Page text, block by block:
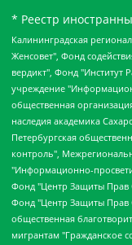
* Реестр
Калининградская региональная общественная организация "Экозащита!-Женсовет", Фонд содействия защите прав и свобод граждан "Общественный вердикт", Фонд "Институт Развития Свободы Информации", Частное учреждение "Информационное агентство МЕМО. РУ", Региональная общественная организация "Общественная комиссия по сохранению наследия академика Сахарова", Фонд поддержки свободы прессы, Санкт-Петербургская общественная правозащитная организация "Гражданский контроль", Межрегиональная общественная организация "Информационно-просветительский центр "Мемориал", Региональный Фонд "Центр Защиты Прав Средств Массовой Информации", с 05.12.2023 Фонд "Центр Защиты Прав Средств массовой информации", Региональная общественная благотворительная организация помощи беженцам и мигрантам "Гражданское содействие", Негосударственное образовательное учреждение дополнительного профессионального образования (повышение квалификации) специалистов "АКАДЕМИЯ ПО ПРАВАМ ЧЕЛОВЕКА", Свердловская региональная общественная организация "Сутяжник", Автономная некоммерческая организация "Центр независимых социологических исследований", Союз общественных объединений "Российский исследовательский центр по правам человека", Региональное общественное учреждение научно-информационный центр "МЕМОРИАЛ", Некоммерческая организация "Фонд защиты гласности", Автономная некоммерческая организация "Институт прав человека", Городская общественная организация "Екатеринбургское общество "МЕМОРИАЛ", Городская общественная организация "Рязанское историко-просветительское и правозащитное общество "Мемориал" (Рязанский Мемориал), Челябинский региональный орган общественной самодеятельности – женское общественное объединение "Женщины Евразии", Челябинский региональный орган общественной самодеятельности "Уральская правозащитная группа", Фонд содействия защите здоровья и социальной справедливости имени Андрея Рылькова, Автономная Некоммерческая Организация "Аналитический Центр Юрия Левады", Автономная некоммерческая организация социальной поддержки населения "Проект Апрель", Региональная общественная организация помощи женщинам и детям, находящимся в кризисной ситуации "Информационно-методический центр "Анна", Фонд содействия развитию массовых коммуникаций и правовому просвещению "Так-так-Так", Фонд содействия устойчивому развитию "Серебряная тайга", Свердловский региональный общественный фонд социальных проектов "Новое время", "Idel.Реалии", Кавказ.Реалии, Крым.Реалии, Телеканал Настоящее Время, Татаро-башкирская служба Радио Свобода (Azatliq Radiosi), Радио Свободная Европа/Радио Свобода (PCE/PC), "Сибирь.Реалии", "Фактограф", Благотворительный фонд помощи осужденным и их семьям, Автономная некоммерческая организация "Институт глобализации и социальных движений", Фонд "В защиту прав заключенных", Частное учреждение "Центр поддержки и содействия развитию средств массовой информации", Пензенский региональный общественный благотворительный фонд "Гражданский союз", "Север.Реалии", Некоммерческая организация Фонд "Правовая инициатива", Общество с ограниченной ответственностью "Радио Свободная Европа/Радио Свобода", Чешское информационное агентство "MEDIUM-ORIENT", Красноярская региональная общественная организация "Мы против СПИДа", Камалягин Денис Николаевич, Маркелов Сергей Евгеньевич, Пономарев Лев Александрович, Савицкая Людмила Алексеевна, Автономная некоммерческая организация "Центр по работе с проблемой насилия "НАСИЛИЮ.НЕТ", Межрегиональный профессиональный союз работников здравоохранения "Альянс врачей", Юридическое лицо,